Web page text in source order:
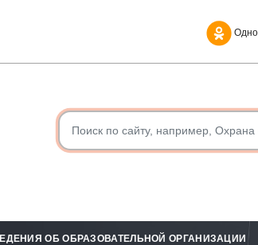
ОБ ОБРАЗОВАТЕЛЬНОЙ ОРГАНИЗАЦИИ